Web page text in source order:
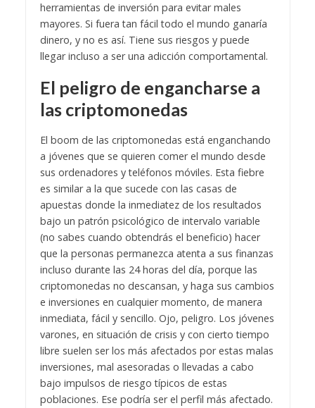
herramientas de inversión para evitar males
mayores. Si fuera tan fácil todo el mundo ganaría
dinero, y no es así. Tiene sus riesgos y puede
llegar incluso a ser una adicción comportamental.
El peligro de engancharse a
las criptomonedas
El boom de las criptomonedas está enganchando
a jóvenes que se quieren comer el mundo desde
sus ordenadores y teléfonos móviles. Esta fiebre
es similar a la que sucede con las casas de
apuestas donde la inmediatez de los resultados
bajo un patrón psicológico de intervalo variable
(no sabes cuando obtendrás el beneficio) hacer
que la personas permanezca atenta a sus finanzas
incluso durante las 24 horas del día, porque las
criptomonedas no descansan, y haga sus cambios
e inversiones en cualquier momento, de manera
inmediata, fácil y sencillo. Ojo, peligro. Los jóvenes
varones, en situación de crisis y con cierto tiempo
libre suelen ser los más afectados por estas malas
inversiones, mal asesoradas o llevadas a cabo
bajo impulsos de riesgo típicos de estas
poblaciones. Ese podría ser el perfil más afectado.